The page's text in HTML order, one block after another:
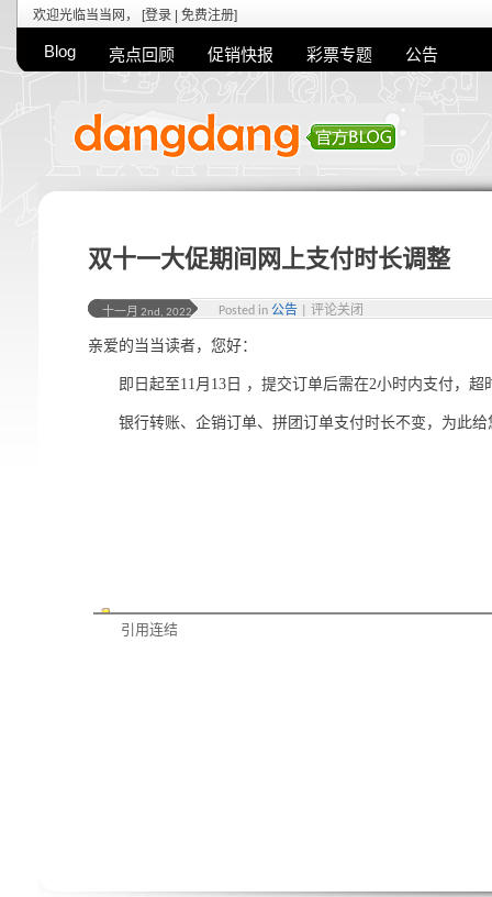
欢迎光临当当网， [登录 免费注册]
Blog 亮点回顾 促销快报 彩票专题 公告
双十一大促期间网上支付时长调整
十一月 2nd, 2022 Posted in 公告 评论关闭
亲爱的当当读者，您好：
即日起至11月13日 ，提交订单后需在2小时内支付，
银行转账、企销订单、拼团订单支付时长不变，为此
引用连结